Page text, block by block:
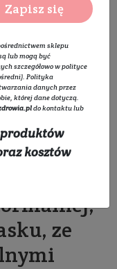
-
ze
Zapisz się
sklepu
lub mogą być
szczegółowo wpolityce
Polityka
danych przez
której dane dotyczą.
do kontaktu lub
kosztów